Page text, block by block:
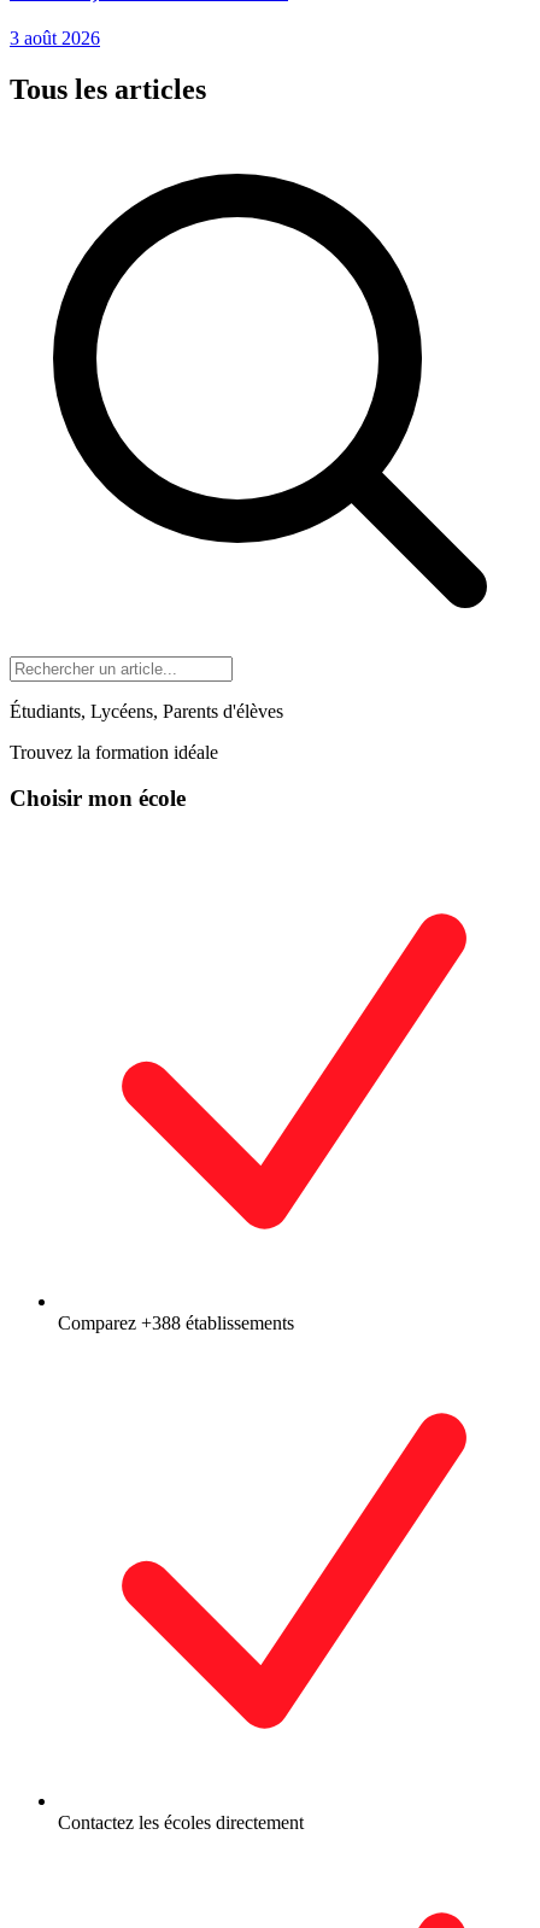
3 août 2026
Tous les articles
Étudiants, Lycéens, Parents d'élèves
Trouvez la formation idéale
Choisir mon école
Comparez +388 établissements
Contactez les écoles directement